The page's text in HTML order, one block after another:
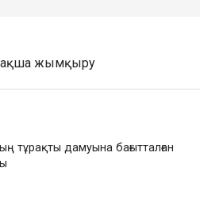
жымқыру
тұрақты дамуына бағытталған